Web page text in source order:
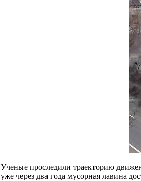
Ученые проследили траекторию
уже через два года мусорная лавина